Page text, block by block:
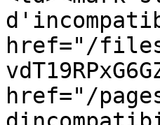
href="/files/
href="/